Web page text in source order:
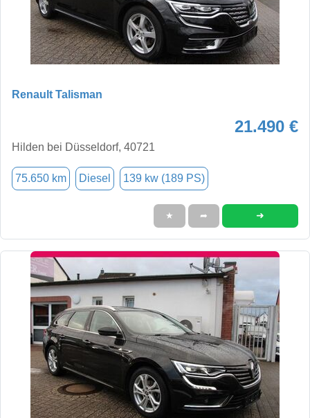
Renault Talisman
21.490 €
Hilden bei Düsseldorf, 40721
75.650 km Diesel 139 kw (189 PS)
★ ➦ ➜